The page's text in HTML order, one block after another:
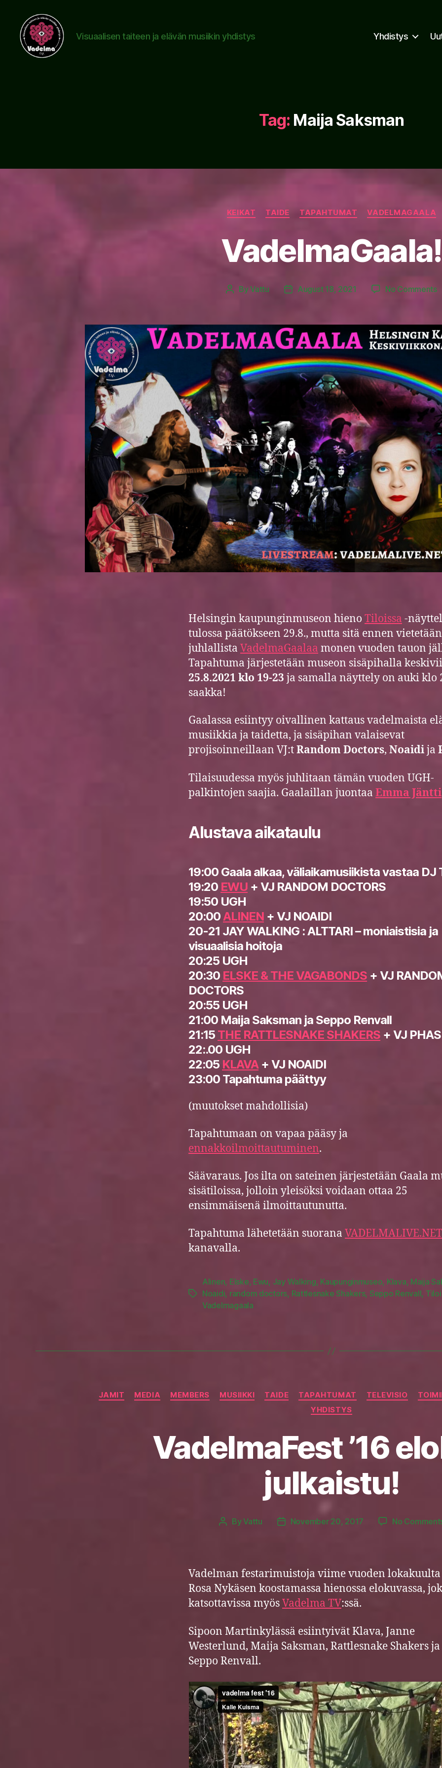
Visuaalisen taiteen ja elävän musiikin yhdistys Yhdistys
Tag: Maija Saksman
Categories
KEIKAT TAIDE TAPAHTUMAT VADELMAGAALA
VadelmaGaala!
PostByVattu
PostAugust 18, 2021 No Comments
Helsingin kaupunginmuseon hieno Tiloissa -
tulossa päätökseen 29.8., mutta sitä ennen
juhlallista VadelmaGaalaa monen vuoden tauon
Tapahtuma järjestetään museon sisäpihalla
25.8.2021 klo 19-23 ja samalla näyttely on auki klo
saakka!
Gaalassa esiintyy oivallinen kattaus vadelmaista
musiikkia ja taidetta, ja sisäpihan valaisevat
projisoinneillaan VJ:tRandom Doctors, Noaidija
Tilaisuudessa myös juhlitaan tämän vuoden UGH-
palkintojen saajia. Gaalaillan juontaa Emma Jäntti
Alustava aikataulu
19:00 Gaala alkaa, väliaikamusiikista vastaa DJ
19:20 EWU + VJ RANDOM DOCTORS
19:50 UGH
20:00ALINEN + VJ NOAIDI
20-21 JAY WALKING : ALTTARI – moniaistisia ja
visuaalisia hoitoja
20:25 UGH
20:30 ELSKE & THE VAGABONDS + VJ
DOCTORS
20:55 UGH
21:00 Maija Saksman ja Seppo Renvall
21:15 THE RATTLESNAKE SHAKERS + VJ
22:.00 UGH
22:05 KLAVA+ VJ NOAIDI
23:00 Tapahtuma päättyy
(muutokset mahdollisia)
Tapahtumaan on vapaa pääsy ja
ennakkoilmoittautuminen.
Säävaraus. Jos ilta on sateinen järjestetään Gaala
sisätiloissa, jolloin yleisöksi voidaan ottaa 25
ensimmäisenä ilmoittautunutta.
Tapahtuma lähetetään suorana VADELMALIVE.NET
kanavalla.
Tags
Alinen, Elske, Ewu, Jay Walking, Kaupunginmuseo, Klava, Maija
Noaidi, random doctors, Rattlesnake Shakers, Seppo Renvall,
Vadelmagaala
Categories
JAMIT MEDIA MEMBERS MUSIIKKI TAIDE TAPAHTUMAT TELEVISIO
YHDISTYS
VadelmaFest ’16
julkaistu!
PostByVattu
PostNovember 20, 2017 No
Vadelman festarimuistoja viime vuoden lokakuulta
Rosa Nykäsen koostamassa hienossa elokuvassa,
katsottavissa myösVadelma TV:ssä.
Sipoon Martinkylässä esiintyivät Klava, Janne
Westerlund, Maija Saksman, Rattlesnake Shakers ja
Seppo Renvall.